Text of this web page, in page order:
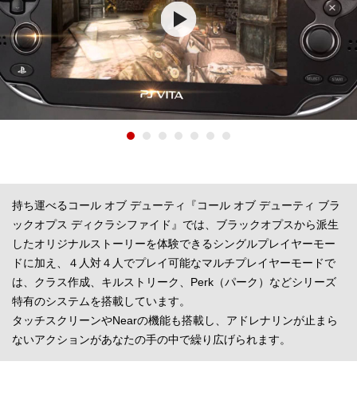
持ち運べるコール オブ デューティ『コール オブ デューティ ブラ
ックオプス ディクラシファイド』では、ブラックオプスから派生
したオリジナルストーリーを体験できるシングルプレイヤーモー
ドに加え、４人対４人でプレイ可能なマルチプレイヤーモードで
は、クラス作成、キルストリーク、Perk（パーク）などシリーズ
特有のシステムを搭載しています。
タッチスクリーンやNearの機能も搭載し、アドレナリンが止まら
ないアクションがあなたの手の中で繰り広げられます。